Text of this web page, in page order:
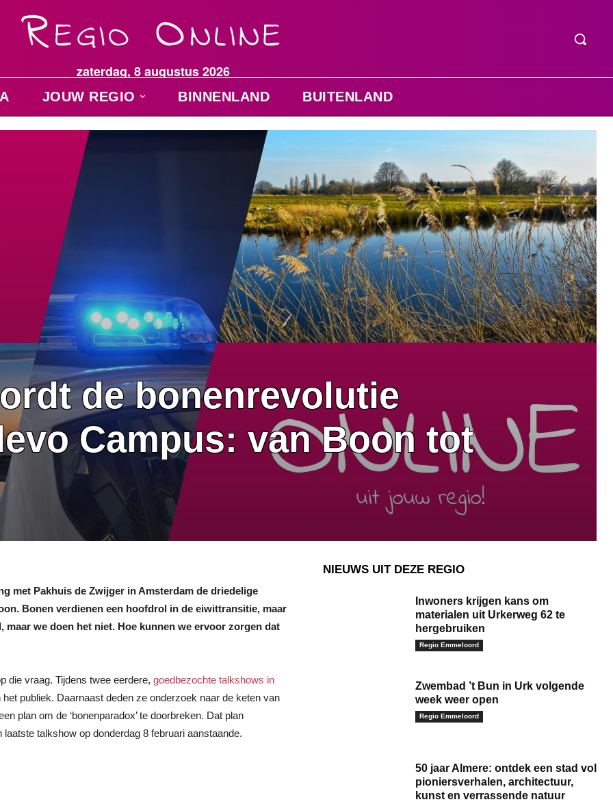
zaterdag, 8 augustus 2026
JOUW REGIO BINNENLAND BUITENLAND
de bonenrevolutie
Campus: van Boon tot
met Pakhuis de Zwijger in Amsterdam de driedelige
Bonen verdienen een hoofdrol in de eiwittransitie, maar
maar we doen het niet. Hoe kunnen we ervoor zorgen dat
die vraag. Tijdens twee eerdere, goedbezochte talkshows in
publiek. Daarnaast deden ze onderzoek naar de keten van
plan om de ‘bonenparadox’ te doorbreken. Dat plan
talkshow op donderdag 8 februari aanstaande.
NIEUWS UIT DEZE REGIO
Inwoners krijgen kans om
materialen uit Urkerweg 62 te
hergebruiken
Regio Emmeloord
Zwembad ’t Bun in Urk volgende
week weer open
Regio Emmeloord
50 jaar Almere: ontdek een stad vol
pioniersverhalen, architectuur,
kunst en verrassende natuur